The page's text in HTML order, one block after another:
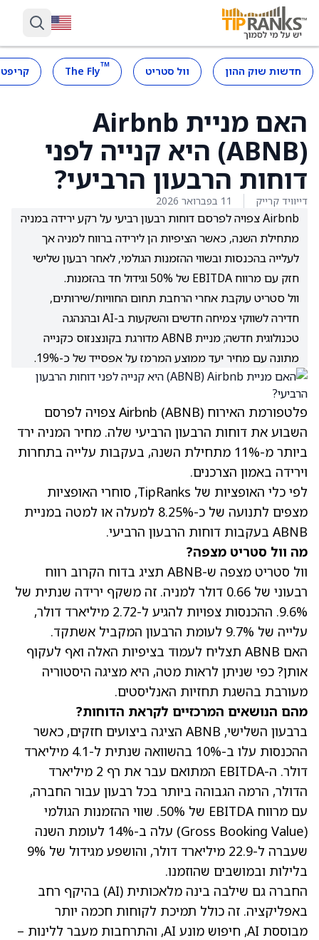
חדשות שוק ההון וול סטריט ™
The Fly
האם מניית Airbnb
‏(ABNB) היא קנייה לפני
דוחות הרבעון הרביעי?
דייוויד קרייק 11 בפברואר 2026
Airbnb צפויה לפרסם דוחות רבעון רביעי על רקע ירידה במניה
מתחילת השנה, כאשר הציפיות הן לירידה ברווח למניה אך
לעלייה בהכנסות ובשווי ההזמנות הגולמי, לאחר רבעון שלישי
חזק עם מרווח EBITDA של 50% וגידול חד בהזמנות.
וול סטריט עוקבת אחרי הרחבת תחום החוויות/שירותים,
חדירה לשווקי צמיחה חדשים והשקעות ב-AI ובהנהגה
טכנולוגית חדשה; מניית ABNB מדורגת בקונצנזוס כקנייה
מתונה עם מחיר יעד ממוצע המרמז על אפסייד של כ-19%.
פלטפורמת האירוח Airbnb (ABNB)
צפויה לפרסם
השבוע את דוחות הרבעון הרביעי שלה. מחיר המניה ירד
ביותר מ-11% מתחילת השנה, בעקבות עלייה בתחרות
וירידה באמון הצרכנים.
לפי כלי האופציות של TipRanks
, סוחרי האופציות
מצפים לתנועה של כ-8.25% למעלה או למטה במניית
ABNB בעקבות דוחות הרבעון הרביעי.
מה וול סטריט מצפה?
וול סטריט מצפה ש-ABNB תציג בדוח הקרוב רווח
רבעוני של 0.66 דולר למניה. זה משקף ירידה שנתית של
9.6%. ההכנסות צפויות להגיע ל-2.72 מיליארד דולר,
עלייה של 9.7% לעומת הרבעון המקביל אשתקד.
האם ABNB תצליח לעמוד בציפיות האלה ואף לעקוף
אותן? כפי שניתן לראות מטה, היא מציגה היסטוריה
מעורבת בהשגת תחזיות האנליסטים.
מהם הנושאים המרכזיים לקראת הדוחות?
ברבעון השלישי, ABNB הציגה ביצועים חזקים, כאשר
ההכנסות עלו ב-10% בהשוואה שנתית ל-4.1 מיליארד
דולר. ה-EBITDA המתואם עבר את רף 2 מיליארד
הדולר, הרמה הגבוהה ביותר בכל רבעון עבור החברה,
עם מרווח EBITDA של 50%. שווי ההזמנות הגולמי
(Gross Booking Value) עלה ב-14% לעומת השנה
שעברה ל-22.9 מיליארד דולר, והושפע מגידול של 9%
בלילות ובמושבים שהוזמנו.
החברה גם שילבה בינה מלאכותית (AI) בהיקף רחב
באפליקציה. זה כולל תמיכת לקוחות חכמה יותר
מבוססת AI, חיפוש מונע AI, והתרחבות מעבר ללינות –